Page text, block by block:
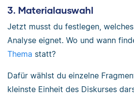
3. Materialauswahl
Jetzt musst du festlegen,
Analyse eignet. Wo und wann
Thema statt?
Dafür wählst du einzelne
kleinste Einheit des Diskurses